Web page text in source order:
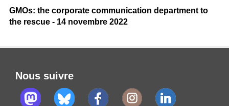
GMOs: the corporate communication department to
the rescue - 14 novembre 2022
Nous suivre